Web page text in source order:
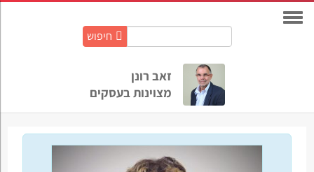
חיפוש
זאב רונן
מצוינות בעסקים